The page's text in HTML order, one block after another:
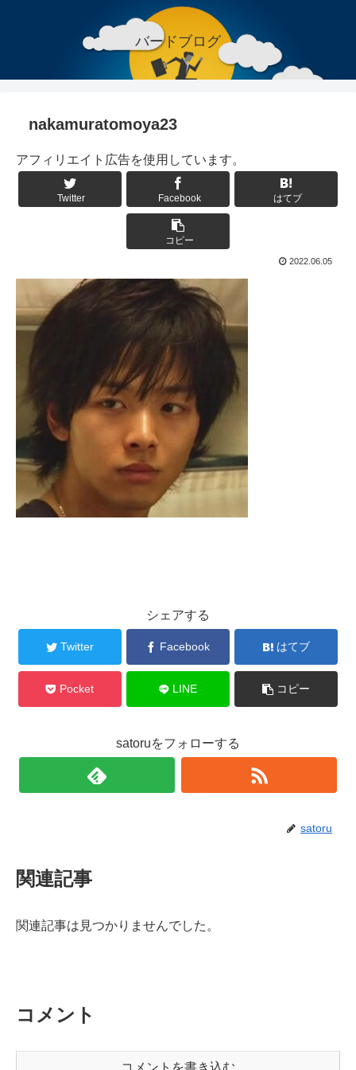
バードブログ
nakamuratomoya23
アフィリエイト広告を使用しています。
Twitter Facebook はてブ
コピー
2022.06.05
シェアする
Twitter Facebook はてブ
Pocket LINE コピー
satoruをフォローする
satoru
関連記事
関連記事は見つかりませんでした。
コメント
コメントを書き込む